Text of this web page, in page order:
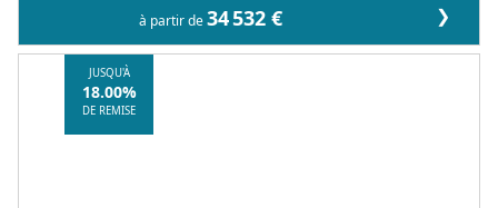
à partir de34 532 € ❯
JUSQU'À
18.00%
DE REMISE